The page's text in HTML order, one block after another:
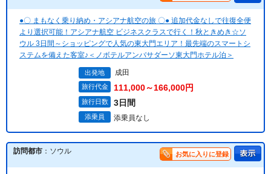
●〇 まもなく乗り納め・アシアナ航空の旅 〇● 追加代金なしで往復全便
より選択可能！アシアナ航空 ビジネスクラスで行く！秋ときめき☆ソ
ウル 3日間～ショッピングで人気の東大門エリア！最先端のスマートシ
ステムを備えた客室♪＜ノボテルアンバサダーソ東大門ホテル泊＞
出発地 成田
旅行代金 111,000～166,000円
旅行日数 3日間
添乗員 添乗員なし
訪問都市 ：ソウル お気に入りに登録